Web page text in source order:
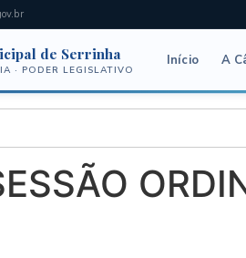
de Serrinha
· PODER LEGISLATIVO
Início A